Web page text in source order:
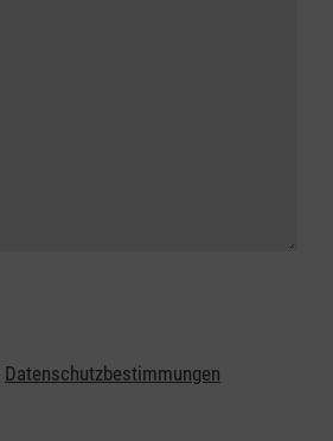
Datenschutzbestimmungen